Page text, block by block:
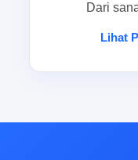
kampanye brand
pandangan
Dari
Lihat